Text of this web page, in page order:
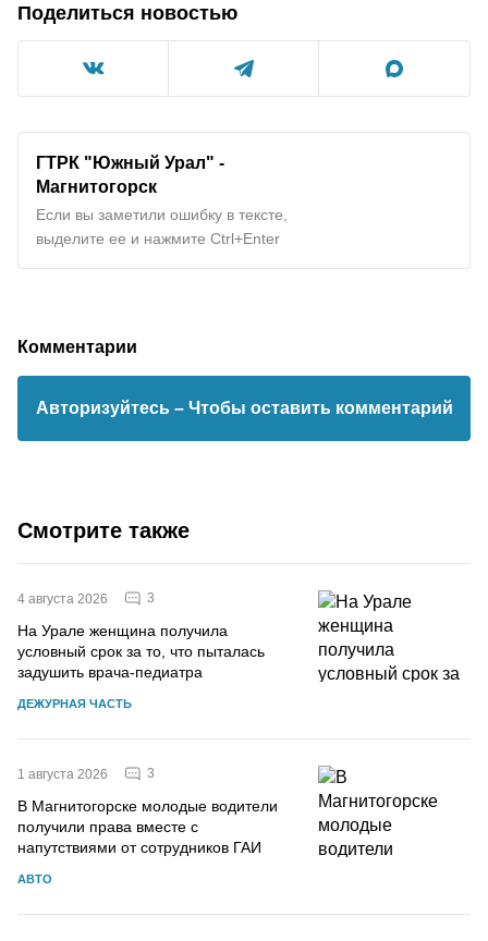
Поделиться новостью
ГТРК "Южный Урал" -
Магнитогорск
Если вы заметили ошибку в тексте,
выделите ее и нажмите Ctrl+Enter
Комментарии
Авторизуйтесь – Чтобы оставить комментарий
Смотрите также
4 августа 2026 3
На Урале женщина получила
условный срок за то, что пыталась
задушить врача-педиатра
ДЕЖУРНАЯ ЧАСТЬ
1 августа 2026 3
В Магнитогорске молодые водители
получили права вместе с
напутствиями от сотрудников ГАИ
АВТО